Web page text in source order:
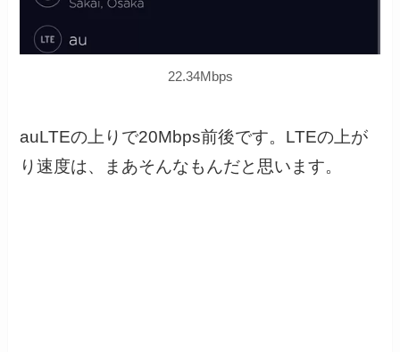
22.34Mbps
auLTEの上りで20Mbps前後です。LTEの上が
り速度は、まあそんなもんだと思います。